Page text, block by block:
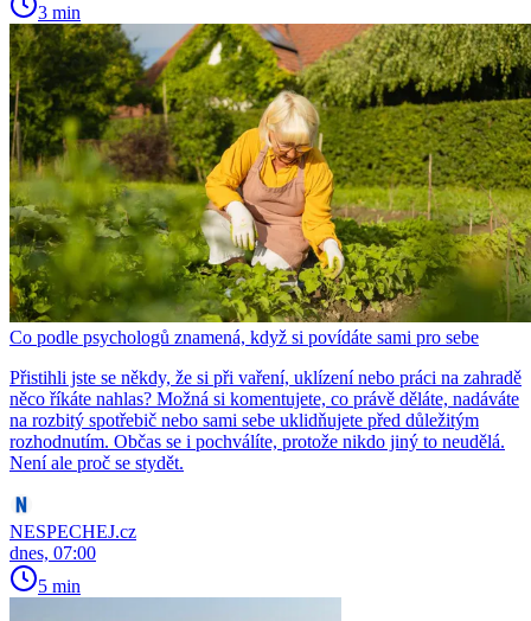
3 min
Co podle psychologů znamená, když si povídáte sami pro sebe
Přistihli jste se někdy, že si při vaření, uklízení nebo práci na zahradě
něco říkáte nahlas? Možná si komentujete, co právě děláte, nadáváte
na rozbitý spotřebič nebo sami sebe uklidňujete před důležitým
rozhodnutím. Občas se i pochválíte, protože nikdo jiný to neudělá.
Není ale proč se stydět.
NESPECHEJ.cz
dnes, 07:00
5 min